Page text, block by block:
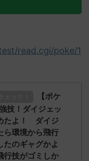
read.cgi/poke/1
【ポケ
技！ダイジェッ
たよ！ ダイジ
ら環境から飛行
たのギャグかよ
行技がゴミしか